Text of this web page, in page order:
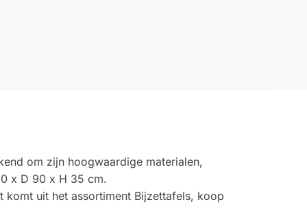
om zijn hoogwaardige materialen,
x D 90 x H 35 cm.
uit het assortiment Bijzettafels, koop